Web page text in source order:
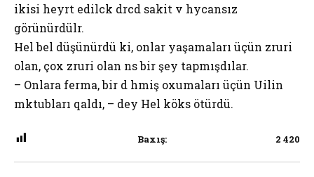
ikisi heyrәt edilәcәk dәrәcәdә sakit vә hәyәcansız
görünürdülәr.
Hel belә düşünürdü ki, onlar yaşamaları üçün zәruri
olan, çox zәruri olan nәsә bir şey tapmışdılar.
– Onlara ferma, bir dә hәmişә oxumaları üçün Uilin
mәktubları qaldı, – deyә Hel köks ötürdü.
Baxış: 2 420